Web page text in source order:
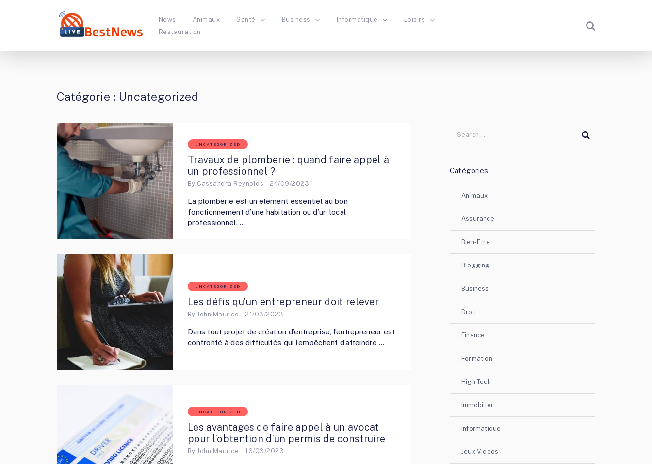
News Animaux Santé Business Informatique
Loisirs
Restauration
Catégorie : Uncategorized
UNCATEGORIZED
Travaux de plomberie : quand faire appel à
un professionnel ?
By Cassandra Reynolds 24/09/2023
La plomberie est un élément essentiel au bon
fonctionnement d’une habitation ou d’un local
professionnel. …
UNCATEGORIZED
Les défis qu’un entrepreneur doit relever
By John Maurice 21/03/2023
Dans tout projet de création d’entreprise, l’entrepreneur est
confronté à des difficultés qui l’empêchent d’atteindre …
UNCATEGORIZED
Les avantages de faire appel à un avocat
pour l’obtention d’un permis de construire
By John Maurice 16/03/2023
Catégories
Animaux
Assurance
Bien-Etre
Blogging
Business
Droit
Finance
Formation
High Tech
Immobilier
Informatique
Jeux Vidéos